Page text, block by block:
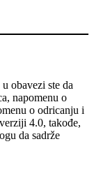
obavezi ste da
napomenu o
o odricanju i
4.0, takođe,
da sadrže